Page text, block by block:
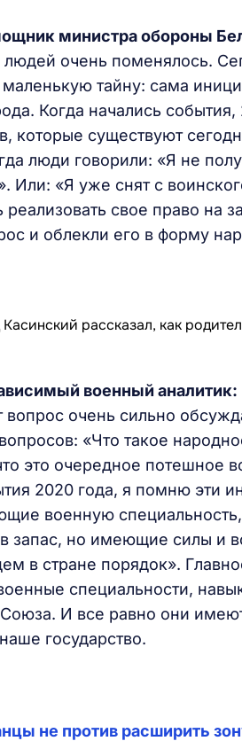
министра обороны
очень поменялось.
тайну: сама
Когда начались
которые существуют
люди говорили: «Я не
Или: «Я уже снят с
свое право на
и облекли его в форму
военный аналитик:
вопрос очень сильно
«Что такое
это очередное потешное
2020 года, я помню эти
военную
запас, но имеющие силы и
в стране порядок».
специальности,
И все равно они
государство.
не против расширить